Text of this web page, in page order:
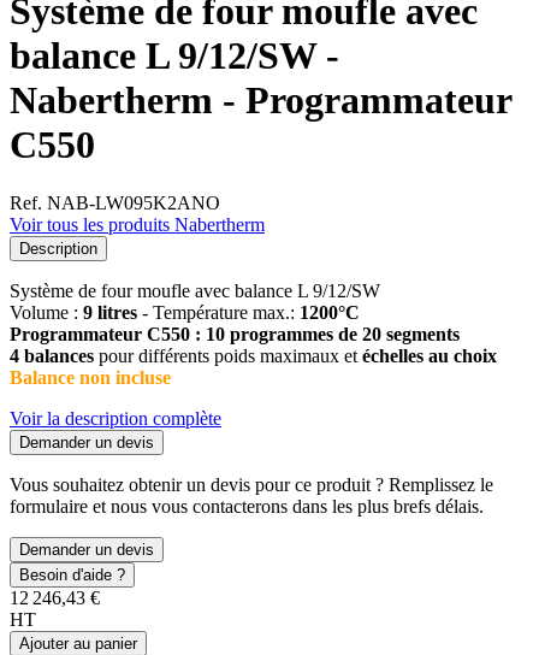
Système de four moufle avec
balance L 9/12/SW -
Nabertherm - Programmateur
C550
Ref. NAB-LW095K2ANO
Voir tous les produits Nabertherm
Description
Système de four moufle avec balance L 9/12/SW
Volume : 9 litres - Température max.: 1200°C
Programmateur C550 : 10 programmes de 20 segments
4 balances pour différents poids maximaux et échelles au choix
Balance non incluse
Voir la description complète
Demander un devis
Vous souhaitez obtenir un devis pour ce produit ? Remplissez le
formulaire et nous vous contacterons dans les plus brefs délais.
Demander un devis
Besoin d'aide ?
12 246,43 €
HT
Ajouter au panier